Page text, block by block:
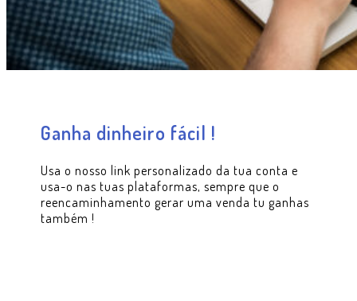
Ganha dinheiro fácil !
Usa o nosso link personalizado da tua conta e
usa-o nas tuas plataformas, sempre que o
reencaminhamento gerar uma venda tu ganhas
também !